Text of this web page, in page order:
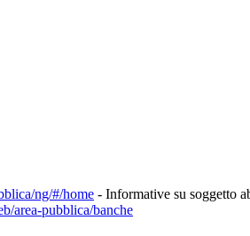
ng/#/home - Informative su soggetto
area-pubblica/banche